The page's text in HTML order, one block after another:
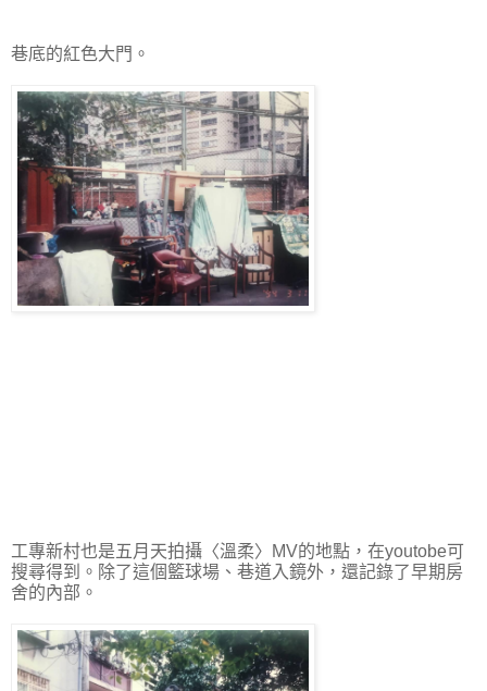
巷底的紅色大門。
工專新村也是五月天拍攝 〈溫柔〉
MV的地點，在youtobe可
搜尋得到。除了這個籃球場、巷道入鏡外，還記錄了早期房
舍的內部。